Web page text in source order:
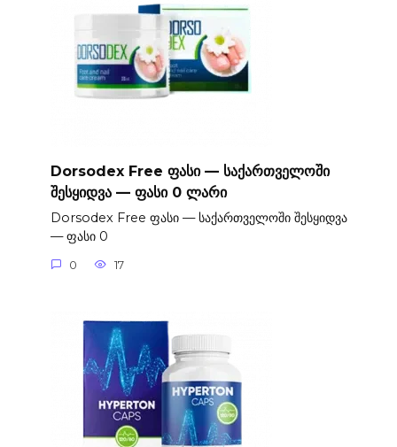
Dorsodex Free ფასი — საქართველოში
შესყიდვა — ფასი 0 ლარი
Dorsodex Free ფასი — საქართველოში შესყიდვა
— ფასი 0
0 17